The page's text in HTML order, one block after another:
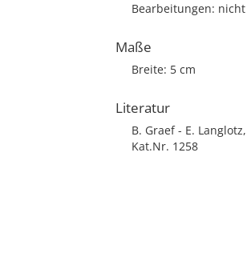
Bearbeitungen:
Maße
Breite: 5 cm
Literatur
B. Graef - E.
Kat.Nr. 1258